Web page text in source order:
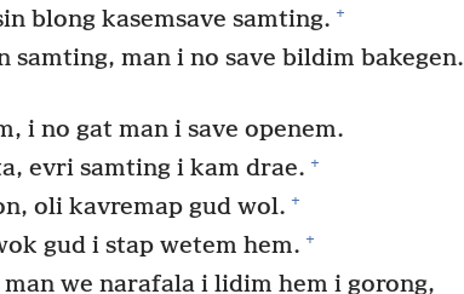
blong kasemsave samting. +
samting, man i no save bildim bakegen.
i no gat man i save openem.
evri samting i kam drae. +
oli kavremap gud wol. +
gud i stap wetem hem. +
we narafala i lidim hem i gorong,